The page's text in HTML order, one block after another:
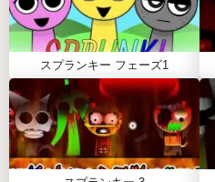
他のプレイヤーと繋が
互いに刺激を与え合い
スプランキー リテイク
RETAKE 2.0）に関す
Q: Sprunki Retake 2.0をモ
できますか？
スプランキー フェーズ1